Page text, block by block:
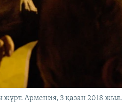
Армения, 3 қазан 2018 жыл.